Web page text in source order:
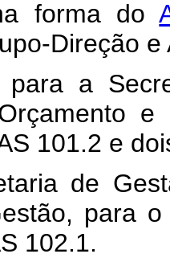
forma do
Direção
a
101.2 e
de
para
102.1.